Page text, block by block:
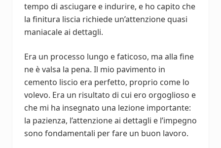
tempo di asciugare e indurire, e ho capito che
la finitura liscia richiede un’attenzione quasi
maniacale ai dettagli.
Era un processo lungo e faticoso, ma alla fine
ne è valsa la pena. Il mio pavimento in
cemento liscio era perfetto, proprio come lo
volevo. Era un risultato di cui ero orgoglioso e
che mi ha insegnato una lezione importante:
la pazienza, l’attenzione ai dettagli e l’impegno
sono fondamentali per fare un buon lavoro.